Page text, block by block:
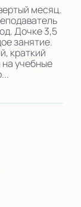
месяц.
Дочке 3,5
занятие.
краткий
на учебные